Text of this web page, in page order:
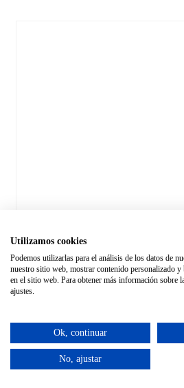
Utilizamos cookies
Podemos utilizarlas para el análisis de los datos de
nuestro sitio web, mostrar contenido personalizado y
en el sitio web. Para obtener más información sobre
ajustes.
Ok, continuar
No, ajustar